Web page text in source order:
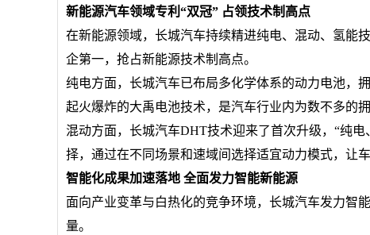
新能源汽车领域专利“双冠” 占领技术制高点
在新能源领域，长城汽车持续精进纯电、混动、氢能
企第一，抢占新能源技术制高点。
纯电方面，长城汽车已布局多化学体系的动力电池，
起火爆炸的大禹电池技术，是汽车行业内为数不多的
混动方面，长城汽车DHT技术迎来了首次升级，“纯
择，通过在不同场景和速域间选择适宜动力模式，让
智能化成果加速落地 全面发力智能新能源
面向产业变革与白热化的竞争环境，长城汽车发力智
量。